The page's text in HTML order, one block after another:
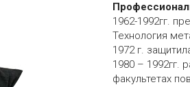
1962-1992гг.
Технология
1972 г.
1980 – 1992гг.
факультетах